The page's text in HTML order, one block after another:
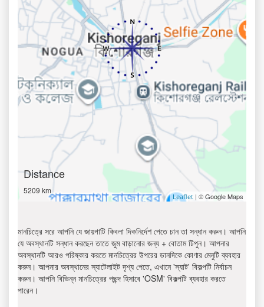
Distance
5209 km
Leaflet | © Google Maps
মানচিত্রে সরে আপনি যে জায়গাটি কিবলা দিকনির্দেশ পেতে চান তা সন্ধান করুন। আপনি
যে অবস্থানটি সন্ধান করছেন তাতে জুম বাড়ানোর জন্য + বোতাম টিপুন। আপনার
অবস্থানটি আরও পরিষ্কার করতে মানচিত্রের উপরের ডানদিকে কোণার মেনুটি ব্যবহার
করুন। আপনার অবস্থানের স্যাটেলাইট দৃশ্য পেতে, এখানে 'স্যাট' বিকল্পটি নির্বাচন
করুন। আপনি বিভিন্ন মানচিত্রের পছন্দ হিসাবে 'OSM' বিকল্পটি ব্যবহার করতে
পারেন।